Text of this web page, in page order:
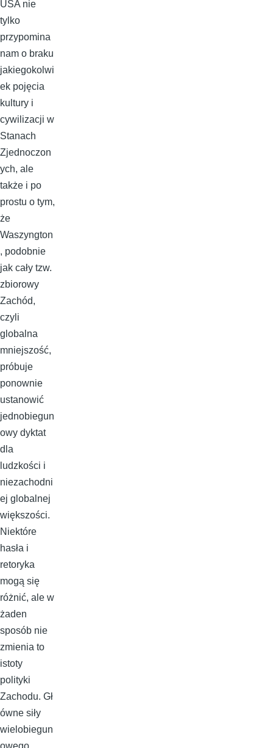
USA nie
tylko
przypomina
nam o braku
jakiegokolwi
ek pojęcia
kultury i
cywilizacji w
Stanach
Zjednoczon
ych, ale
także i po
prostu o tym,
że
Waszyngton
, podobnie
jak cały tzw.
zbiorowy
Zachód,
czyli
globalna
mniejszość,
próbuje
ponownie
ustanowić
jednobiegun
owy dyktat
dla
ludzkości i
niezachodni
ej globalnej
większości.
Niektóre
hasła i
retoryka
mogą się
różnić, ale w
żaden
sposób nie
zmienia to
istoty
polityki
Zachodu. Gł
ówne siły
wielobiegun